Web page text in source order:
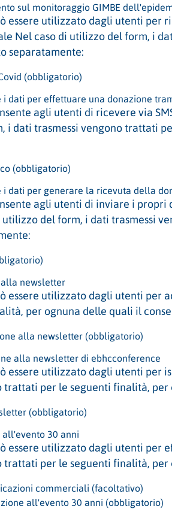
sul monitoraggio GIMBE
essere utilizzato dagli utenti per
Nel caso di utilizzo del form, i
separatamente:
(obbligatorio)
i dati per effettuare una donazione
agli utenti di ricevere via
i dati trasmessi vengono trattati
(obbligatorio)
i dati per generare la ricevuta della
agli utenti di inviare i
utilizzo del form, i dati trasmessi
newsletter
essere utilizzato dagli utenti per
per ognuna delle quali il
alla newsletter (obbligatorio)
alla newsletter di ebhcconference
essere utilizzato dagli utenti per
trattati per le seguenti finalità,
(obbligatorio)
30 anni
essere utilizzato dagli utenti per
trattati per le seguenti finalità,
commerciali (facoltativo)
all'evento 30 anni (obbligatorio)